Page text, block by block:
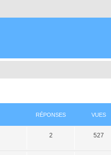
RÉPONSES VUES
2 527